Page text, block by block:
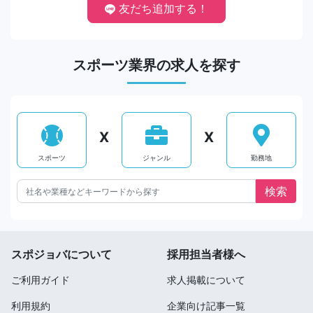
友だち追加する！
スポーツ業界の求人を探す
スポーツ
X
ジャンル
X
勤務地
スポジョバについて
ご利用ガイド
利用規約
採用担当者様へ
求人掲載について
企業向け記事一覧